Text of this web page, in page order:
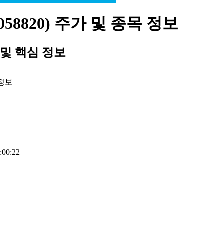
주가 및 종목 정보
핵심 정보
보